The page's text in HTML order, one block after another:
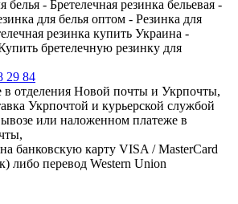
белья - Бретелечная резинка бельевая -
для белья оптом - Резинка для
резинка купить Украина -
бретелечную резинку для
29 84
в отделения Новой почты и Укрпочты,
Укрпочтой и курьерской службой
или наложенном платеже в
банковскую карту VISA / MasterCard
либо перевод Western Union